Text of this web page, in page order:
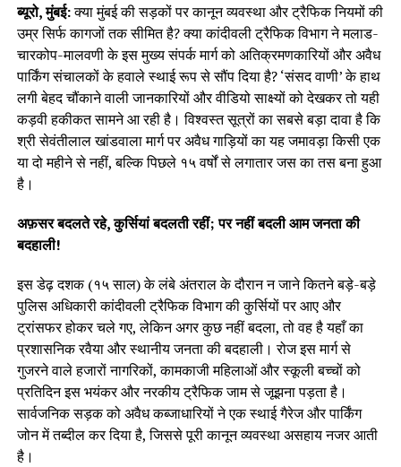
ब्यूरो, मुंबई:क्या मुंबई की सड़कों पर कानून व्यवस्था और ट्रैफिक नियमों की
उम्र सिर्फ कागजों तक सीमित है? क्या कांदीवली ट्रैफिक विभाग ने मलाड-
चारकोप-मालवणी के इस मुख्य संपर्क मार्ग को अतिक्रमणकारियों और अवैध
पार्किंग संचालकों के हवाले स्थाई रूप से सौंप दिया है? ‘संसद वाणी’ के हाथ
लगी बेहद चौंकाने वाली जानकारियों और वीडियो साक्ष्यों को देखकर तो यही
कड़वी हकीकत सामने आ रही है। विश्वस्त सूत्रों का सबसे बड़ा दावा है कि
श्री सेवंतीलाल खांडवाला मार्ग पर अवैध गाड़ियों का यह जमावड़ा किसी एक
या दो महीने से नहीं, बल्कि पिछले १५ वर्षों से लगातार जस का तस बना हुआ
है।
अफ़सर बदलते रहे, कुर्सियां बदलती रहीं; पर नहीं बदली आम जनता की
बदहाली!
इस डेढ़ दशक (१५ साल) के लंबे अंतराल के दौरान न जाने कितने बड़े-बड़े
पुलिस अधिकारी कांदीवली ट्रैफिक विभाग की कुर्सियों पर आए और
ट्रांसफर होकर चले गए, लेकिन अगर कुछ नहीं बदला, तो वह है यहाँ का
प्रशासनिक रवैया और स्थानीय जनता की बदहाली। रोज इस मार्ग से
गुजरने वाले हजारों नागरिकों, कामकाजी महिलाओं और स्कूली बच्चों को
प्रतिदिन इस भयंकर और नरकीय ट्रैफिक जाम से जूझना पड़ता है।
सार्वजनिक सड़क को अवैध कब्जाधारियों ने एक स्थाई गैरेज और पार्किंग
जोन में तब्दील कर दिया है, जिससे पूरी कानून व्यवस्था असहाय नजर आती
है।